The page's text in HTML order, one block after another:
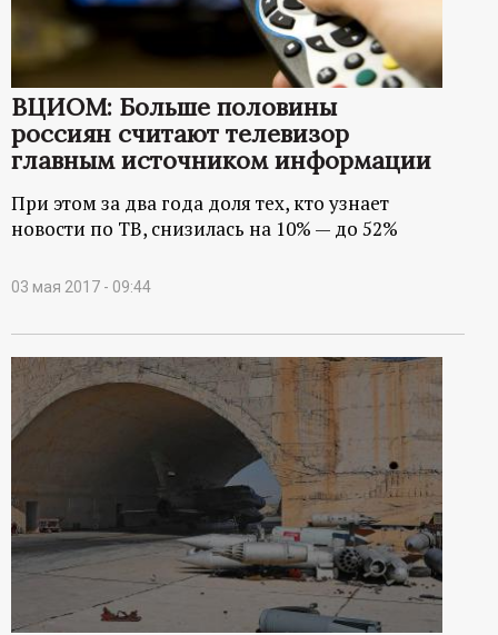
ВЦИОМ: Больше половины
россиян считают телевизор
главным источником информации
При этом за два года доля тех, кто узнает
новости по ТВ, снизилась на 10% — до 52%
03 мая 2017 - 09:44